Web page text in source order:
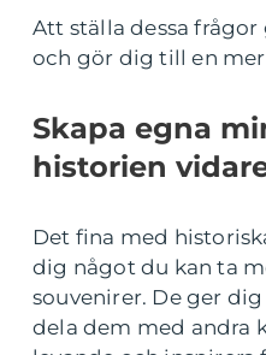
Att ställa dessa
och gör dig till en
Skapa egna
historien
Det fina med
dig något du kan ta
souvenirer. De ger
dela dem med andra